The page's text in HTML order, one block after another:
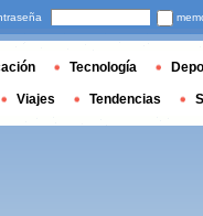
Tecnología
Viajes Tendencias